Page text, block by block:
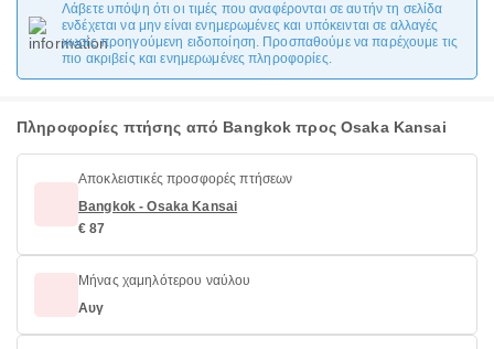
Λάβετε υπόψη ότι οι τιμές που αναφέρονται σε αυτήν τη σελίδα
ενδέχεται να μην είναι ενημερωμένες και υπόκεινται σε αλλαγές
χωρίς προηγούμενη ειδοποίηση. Προσπαθούμε να παρέχουμε τις
πιο ακριβείς και ενημερωμένες πληροφορίες.
Πληροφορίες πτήσης από Bangkok προς Osaka Kansai
Αποκλειστικές προσφορές πτήσεων
Bangkok - Osaka Kansai
€ 87
Μήνας χαμηλότερου ναύλου
Αυγ